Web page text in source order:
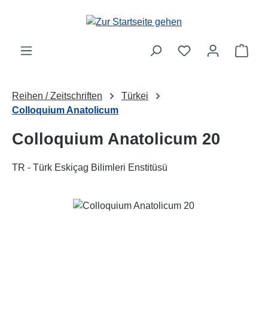
Zum Hauptinhalt springen
Reihen / Zeitschriften
Türkei
Colloquium Anatolicum
Colloquium Anatolicum 20
TR - Türk Eskiçag Bilimleri Enstitüsü
Bildergalerie überspringen